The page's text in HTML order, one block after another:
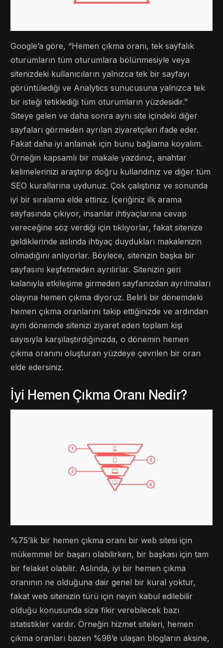
Google’a göre, “Hemen çıkma oranı, tek sayfalık
oturumların tüm oturumlara bölünmesiyle veya
sitenizdeki kullanıcıların yalnızca tek bir sayfayı
görüntülediği ve Analytics sunucusuna yalnızca tek
bir isteği tetiklediği tüm oturumların yüzdesidir.”
Siteye gelen ve daha sonra aynı site içindeki diğer
sayfaları görmeden ayrılan ziyaretçileri ifade eder.
Fakat daha iyi anlamak için bunu bağlama koyalım.
Örneğin kapsamlı bir makale yazdınız, anahtar
kelimelerinizi araştırıp doğru kullandınız ve diğer tüm
SEO kurallarına uydunuz. Çok çalıştınız ve sonunda
iyi bir sıralama elde ettiniz. İçeriğiniz ilk arama
sayfasında çıkıyor, insanlar ihtiyaçlarına cevap
vereceğine söz verdiği için tıklıyorlar, fakat sitenize
geldiklerinde aslında ihtiyaç duydukları makalenizin
olmadığını anlıyorlar. Böylece, sitenizin başka bir
sayfasını keşfetmeden ayrılırlar. Sitenizin geri
kalanıyla etkileşime girmeden sayfanızdan ayrılmaları
olayına hemen çıkma diyoruz. Belirli bir dönemdeki
hemen çıkma oranlarını takip ettiğinizde ve ardından
aynı dönemde sitenizi ziyaret eden toplam kişi
sayısıyla karşılaştırdığınızda, o dönemin hemen
çıkma oranını oluşturan yüzdeye çevrilen bir oran
elde edersiniz.
İyi Hemen Çıkma Oranı Nedir?
%75’lik bir hemen çıkma oranı bir web sitesi için
mükemmel bir başarı olabilirken, bir başkası için tam
bir felaket olabilir. Aslında, iyi bir hemen çıkma
oranının ne olduğuna dair genel bir kural yoktur,
fakat web sitenizin türü için neyin kabul edilebilir
olduğu konusunda size fikir verebilecek bazı
istatistikler vardır. Örneğin hizmet siteleri, hemen
çıkma oranları bazen %98’e ulaşan blogların aksine,